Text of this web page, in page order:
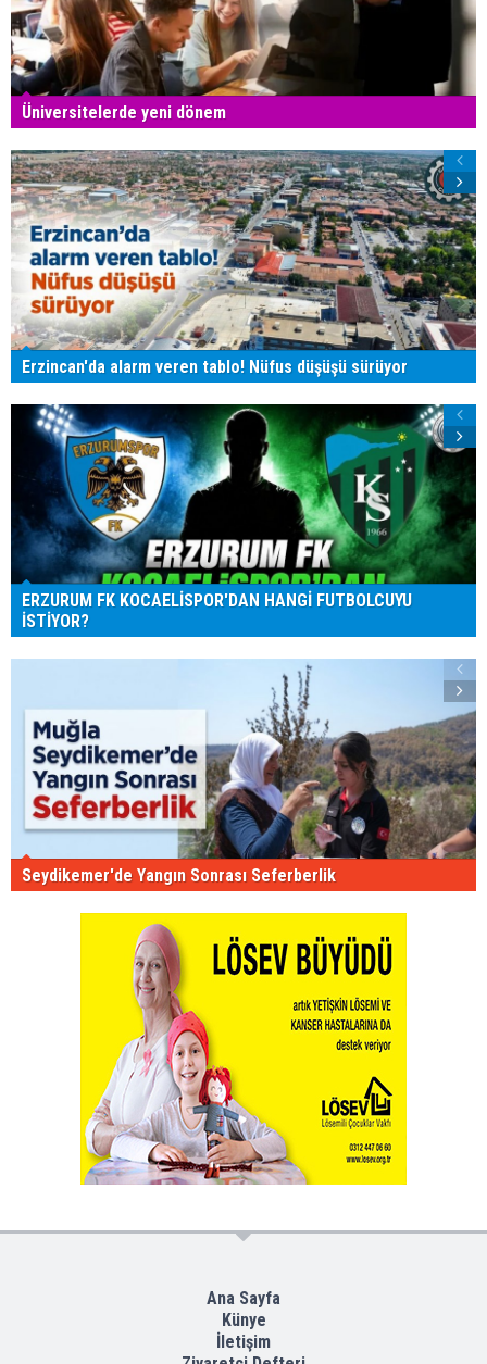
Üniversitelerde yeni dönem
Erzincan'da alarm veren tablo! Nüfus düşüşü sürüyor
ERZURUM FK KOCAELİSPOR'DAN HANGİ FUTBOLCUYU
İSTİYOR?
Seydikemer'de Yangın Sonrası Seferberlik
Ana Sayfa
Künye
İletişim